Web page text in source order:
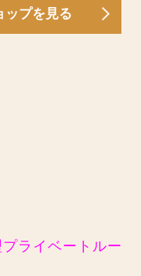
ップを見る
ライベートルー